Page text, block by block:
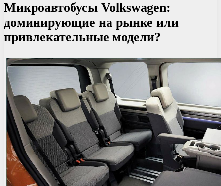
Микроавтобусы Volkswagen:
доминирующие на рынке или
привлекательные модели?